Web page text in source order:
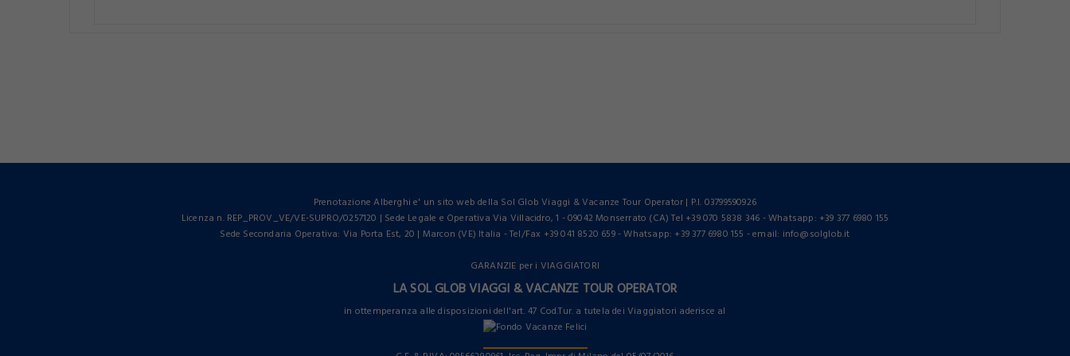
Prenotazione Alberghi e' un sito web della Sol Glob Viaggi & Vacanze Tour Operator | P.I. 03799590926
Licenza n. REP_PROV_VE/VE-SUPRO/0257120 | Sede Legale e Operativa Via Villacidro, 1 - 09042 Monserrato (CA) Tel +39 070 5838 346 - Whatsapp: +39 377 6980 155
Sede Secondaria Operativa: Via Porta Est, 20 | Marcon (VE) Italia - Tel/Fax +39 041 8520 659 - Whatsapp: +39 377 6980 155 - email: info@solglob.it
GARANZIE per i VIAGGIATORI
LA SOL GLOB VIAGGI & VACANZE TOUR OPERATOR
in ottemperanza alle disposizioni dell'art. 47 Cod.Tur. a tutela dei Viaggiatori aderisce al